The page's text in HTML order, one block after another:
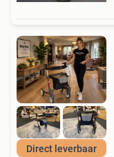
Direct leverbaar